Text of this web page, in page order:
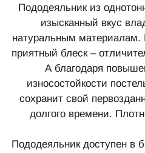
Пододеяльник из
изысканный вкус
натуральным материалам.
приятный блеск –
А благодаря
износостойкости
сохранит свой
долгого времени.
Пододеяльник доступен в